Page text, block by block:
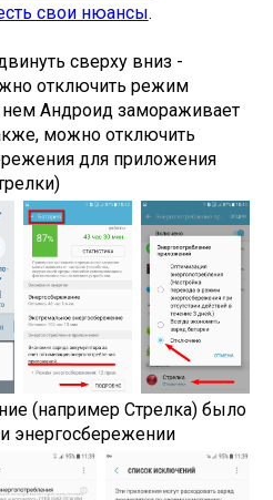
свои нюансы.
сверху вниз -
отключить режим
нем Андроид замораживает
можно отключить
для приложения
(например Стрелка) было
энергосбережении